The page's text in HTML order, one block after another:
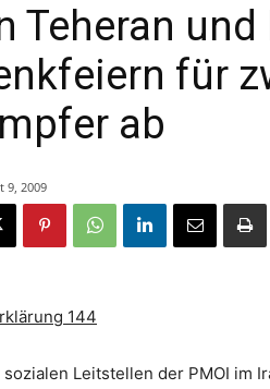
Teheran
für
ab
9, 2009
144
Leitstellen der PMOI im